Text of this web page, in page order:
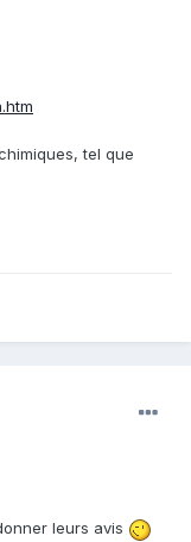
tel que
leurs avis